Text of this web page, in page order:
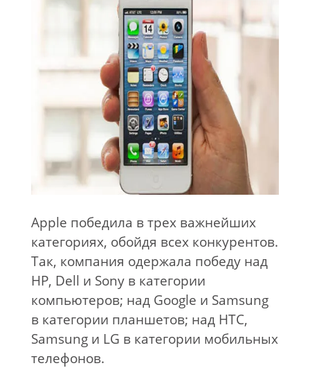
Apple победила в трех важнейших
категориях, обойдя всех конкурентов.
Так, компания одержала победу над
HP, Dell и Sony в категории
компьютеров; над Google и Samsung
в категории планшетов; над HTC,
Samsung и LG в категории мобильных
телефонов.